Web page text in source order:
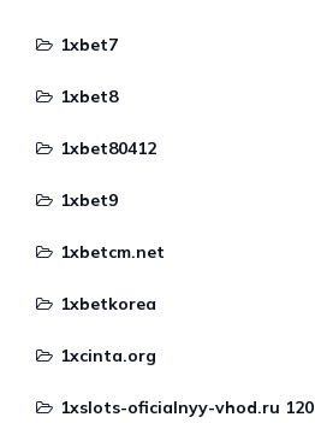
1xbet7
1xbet8
1xbet80412
1xbet9
1xbetcm.net
1xbetkorea
1xcinta.org
1xslots-oficialnyy-vhod.ru 120